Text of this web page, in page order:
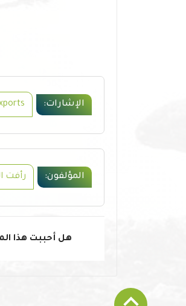
الإشارات:
المؤلفون: رأفت
هل أحببت هذا